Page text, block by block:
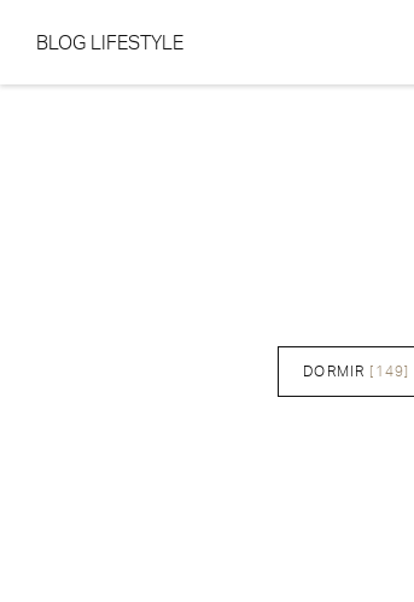
Aller au contenu
Aller au menu
BLOG LIFESTYLE
DORMIR [149]